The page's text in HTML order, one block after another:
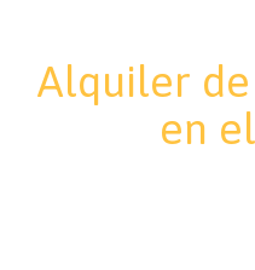
Alquiler
en